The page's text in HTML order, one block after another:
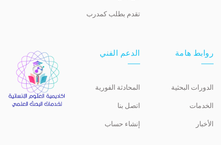
تقدم بطلب كمدرب
روابط هامة
الدورات البحثية
الخدمات
الأخبار
الدعم الفني
المحادثة الفورية
اتصل بنا
إنشاء حساب